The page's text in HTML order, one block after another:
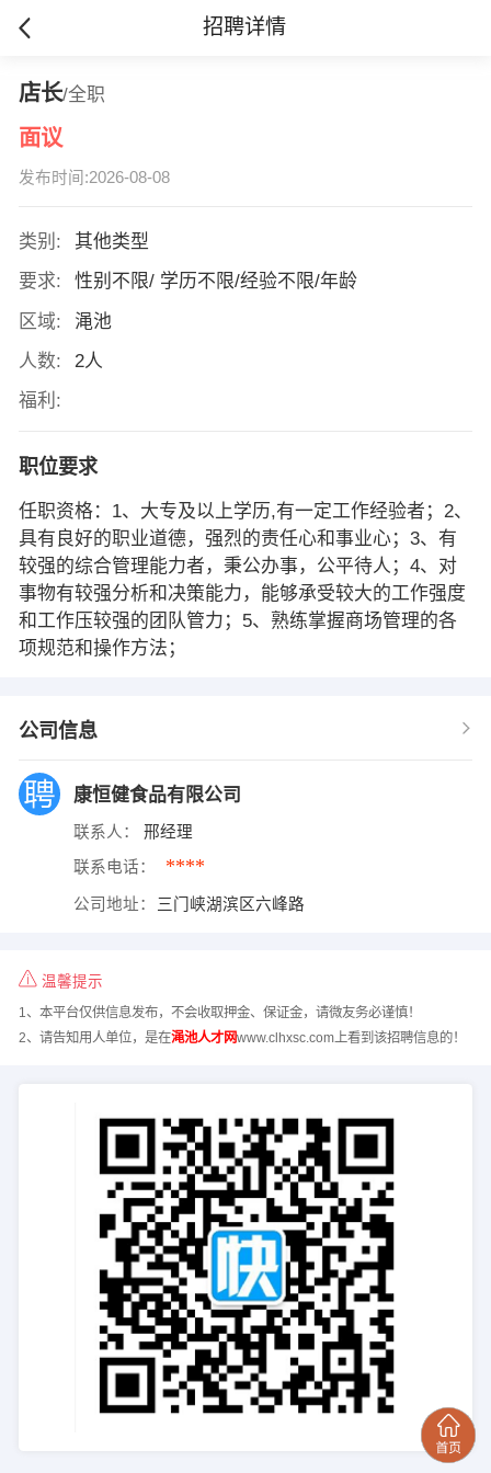
招聘详情
店长/全职
面议
发布时间:2026-08-08
类别:
其他类型
要求:
性别不限/ 学历不限/经验不限/年龄
区域:
渑池
人数:
2人
福利:
职位要求
任职资格：1、大专及以上学历,有一定工作经验者；2、
具有良好的职业道德，强烈的责任心和事业心；3、有
较强的综合管理能力者，秉公办事，公平待人；4、对
事物有较强分析和决策能力，能够承受较大的工作强度
和工作压较强的团队管力；5、熟练掌握商场管理的各
项规范和操作方法；
公司信息
康恒健食品有限公司
联系人： 邢经理
联系电话： ****
公司地址： 三门峡湖滨区六峰路
温馨提示
1、本平台仅供信息发布，不会收取押金、保证金，请微友务必谨慎！
2、请告知用人单位，是在渑池人才网www.clhxsc.com上看到该招聘信息的！